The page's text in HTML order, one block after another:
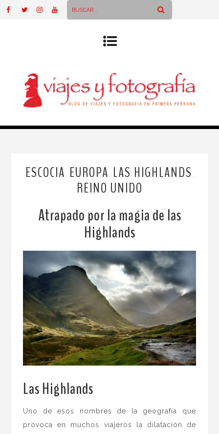
ESCOCIA EUROPA LAS HIGHLANDS
REINO UNIDO
Atrapado por la magia de las
Highlands
Las Highlands
Uno de esos nombres de la geografía que
provoca en muchos viajeros la dilatación de